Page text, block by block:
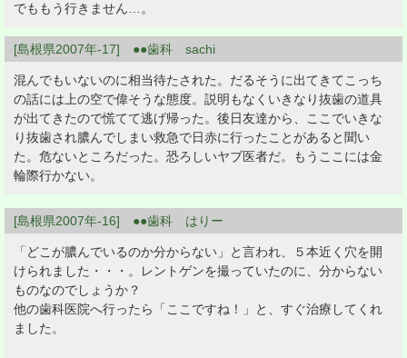
でももう行きません…。
[島根県2007年-17] ●●歯科 sachi
混んでもいないのに相当待たされた。だるそうに出てきてこっち
の話には上の空で偉そうな態度。説明もなくいきなり抜歯の道具
が出てきたので慌てて逃げ帰った。後日友達から、ここでいきな
り抜歯され膿んでしまい救急で日赤に行ったことがあると聞い
た。危ないところだった。恐ろしいヤブ医者だ。もうここには金
輪際行かない。
[島根県2007年-16] ●●歯科 はりー
「どこが膿んでいるのか分からない」と言われ、５本近く穴を開
けられました・・・。レントゲンを撮っていたのに、分からない
ものなのでしょうか？
他の歯科医院へ行ったら「ここですね！」と、すぐ治療してくれ
ました。